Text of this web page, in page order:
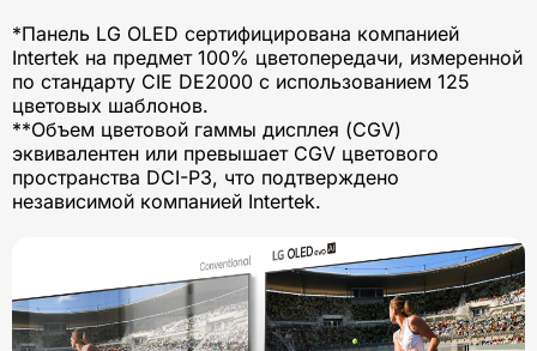
*Панель LG OLED сертифицирована компанией
Intertek на предмет 100% цветопередачи, измеренной
по стандарту CIE DE2000 с использованием 125
цветовых шаблонов.
**Объем цветовой гаммы дисплея (CGV)
эквивалентен или превышает CGV цветового
пространства DCI-P3, что подтверждено
независимой компанией Intertek.